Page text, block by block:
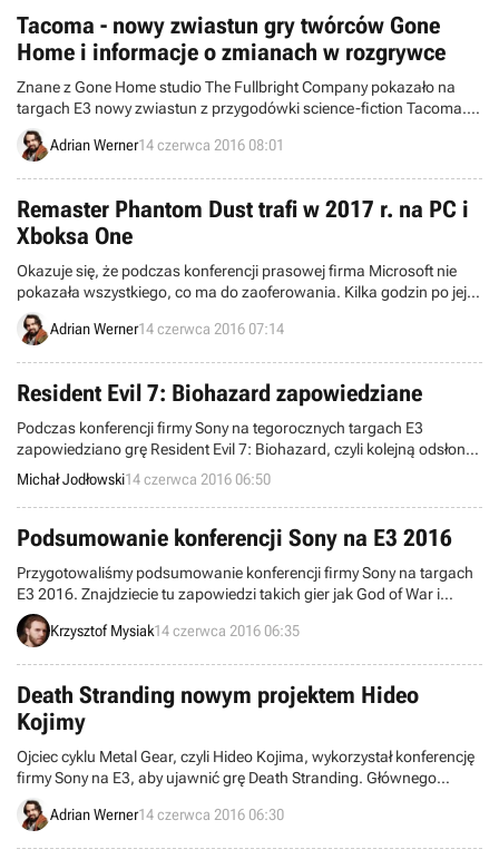
Tacoma - nowy zwiastun gry twórców Gone
Home i informacje o zmianach w rozgrywce
Znane z Gone Home studio The Fullbright Company pokazało na
targach E3 nowy zwiastun z przygodówki science-fiction Tacoma.
Zespół poinformował również, że wprowadził istotne zmiany w
mechanizmach rozgrywki.
Adrian Werner14 czerwca 2016 08:01
Remaster Phantom Dust trafi w 2017 r. na PC i
Xboksa One
Okazuje się, że podczas konferencji prasowej firma Microsoft nie
pokazała wszystkiego, co ma do zaoferowania. Kilka godzin po jej
zakończeniu zapowiedziano bowiem remaster Phantom Dust, czyli
darzonej dużym sentymentem hybrydy RPG-a akcji i karcianki,
Adrian Werner14 czerwca 2016 07:14
Resident Evil 7: Biohazard zapowiedziane
Podczas konferencji firmy Sony na tegorocznych targach E3
zapowiedziano grę Resident Evil 7: Biohazard, czyli kolejną odsłonę
kultowej serii survival horrorów. Tytuł ukaże się na pecetach oraz
konsolach PlayStation 4 i Xbox One w styczniu 2017 roku, ale
posiadacze PS4 już teraz mogą pobawić się wersją demo.
Michał Jodłowski14 czerwca 2016 06:50
Podsumowanie konferencji Sony na E3 2016
Przygotowaliśmy podsumowanie konferencji firmy Sony na targach
E3 2016. Znajdziecie tu zapowiedzi takich gier jak God of War i
Resident Evil VII, a także nowe materiały m.in. z Detroit: Become
Human, Horizon: Zero Dawn, The Last Guardian i Call of Duty:
Krzysztof Mysiak14 czerwca 2016 06:35
Death Stranding nowym projektem Hideo
Kojimy
Ojciec cyklu Metal Gear, czyli Hideo Kojima, wykorzystał konferencję
firmy Sony na E3, aby ujawnić grę Death Stranding. Głównego
bohatera zagra w niej aktor Norman Reedus, znany głównie z
serialu The Walking Dead. Produkcja zmierza wyłącznie na konsolę
Adrian Werner14 czerwca 2016 06:30